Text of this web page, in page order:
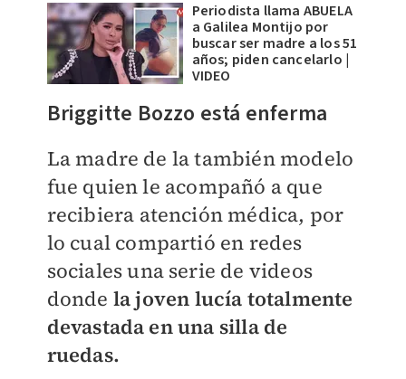
Periodista llama ABUELA
a Galilea Montijo por
buscar ser madre a los 51
años; piden cancelarlo |
VIDEO
Briggitte Bozzo está enferma
La madre de la también modelo
fue quien le acompañó a que
recibiera atención médica, por
lo cual compartió en redes
sociales una serie de videos
donde la joven lucía totalmente
devastada en una silla de
ruedas.